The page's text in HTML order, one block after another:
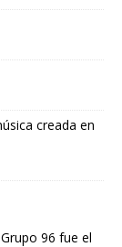
creada en
Grupo 96 fue el